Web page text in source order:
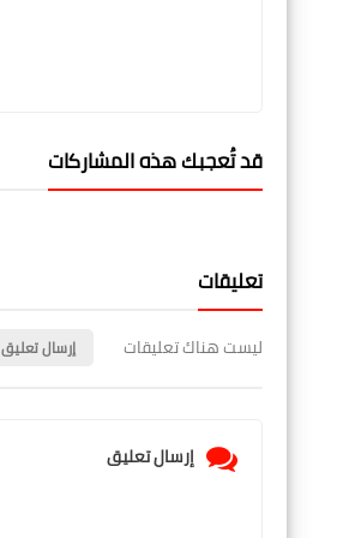
قد تُعجبك هذه المشاركات
تعليقات
ليست هناك تعليقات إرسال تعليق
إرسال تعليق